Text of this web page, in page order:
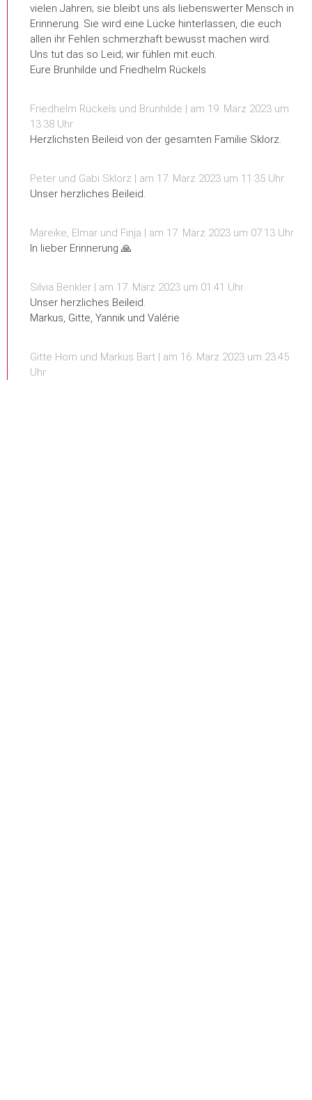
vielen Jahren; sie bleibt uns als liebenswerter Mensch in
Erinnerung. Sie wird eine Lücke hinterlassen, die euch
allen ihr Fehlen schmerzhaft bewusst machen wird.
Uns tut das so Leid; wir fühlen mit euch.
Eure Brunhilde und Friedhelm Rückels
Friedhelm Rückels und Brunhilde | am 19. März 2023 um
13:38 Uhr
Herzlichsten Beileid von der gesamten Familie Sklorz.
Peter und Gabi Sklorz | am 17. März 2023 um 11:35 Uhr
Unser herzliches Beileid.
Mareike, Elmar und Finja | am 17. März 2023 um 07:13 Uhr
In lieber Erinnerung 🙏
Silvia Benkler | am 17. März 2023 um 01:41 Uhr
Unser herzliches Beileid.
Markus, Gitte, Yannik und Valérie
Gitte Horn und Markus Bart | am 16. März 2023 um 23:45
Uhr